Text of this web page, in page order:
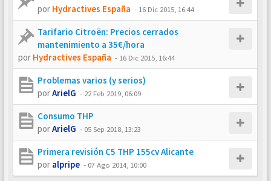
por Hydractives España - 16 Dic 2015, 16:44
Tarifario Citroën: Precios cerrados
mantenimiento a 35€/hora
por Hydractives España - 16 Dic 2015, 16:44
Problemas varios (y serios)
porArielG - 22 Feb 2019, 06:09
Consumo THP
porArielG - 05 Sep 2018, 13:23
Primera revisión C5 THP 155cv Alicante
por alpripe - 07 Ago 2014, 10:00